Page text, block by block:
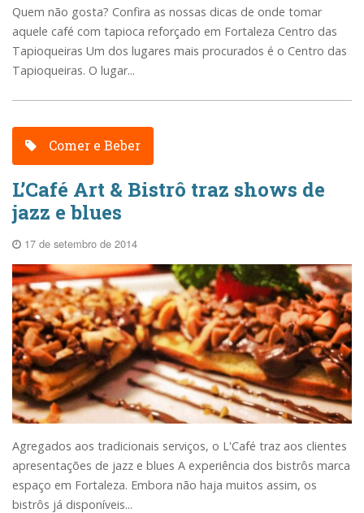
Quem não gosta? Confira as nossas dicas de onde tomar
aquele café com tapioca reforçado em Fortaleza Centro das
Tapioqueiras Um dos lugares mais procurados é o Centro das
Tapioqueiras. O lugar...
Comer e Beber
L’Café Art & Bistrô traz shows de
jazz e blues
17 de setembro de 2014
Agregados aos tradicionais serviços, o L'Café traz aos clientes
apresentações de jazz e blues A experiência dos bistrôs marca
espaço em Fortaleza. Embora não haja muitos assim, os
bistrôs já disponíveis...